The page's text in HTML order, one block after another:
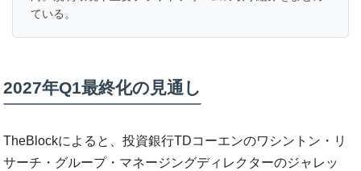
ている。
2027年Q1最終化の見通し
TheBlockによると、投資銀行TDコーエンのワシントン・リ
サーチ・グループ・マネージングディレクターのジャレッ